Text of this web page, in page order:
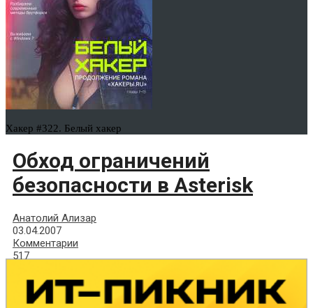
Хакер #322. Белый хакер
Обход ограничений
безопасности в Asterisk
Анатолий Ализар
03.04.2007
Комментарии
517